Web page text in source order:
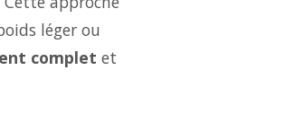
léger ou
complet et